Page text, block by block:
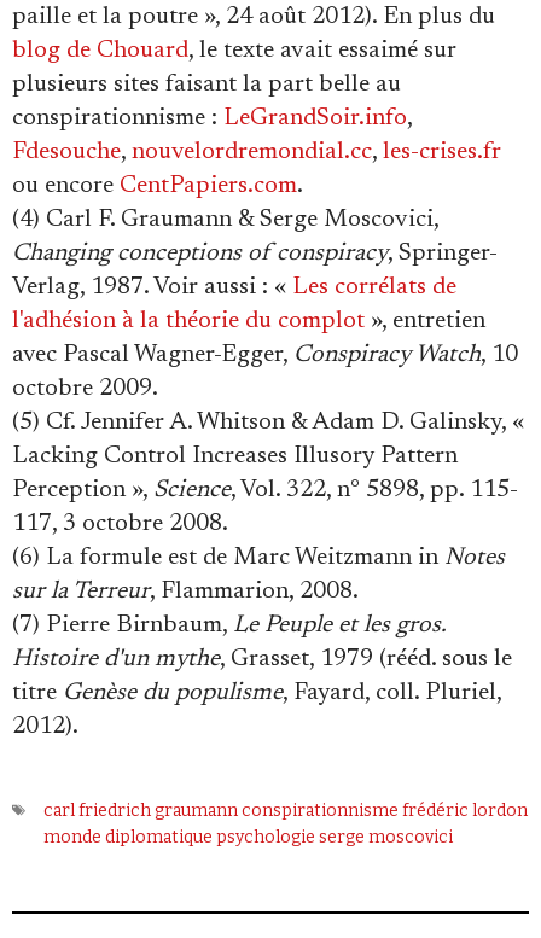
paille et la poutre », 24 août 2012). En plus du
blog de Chouard, le texte avait essaimé sur
plusieurs sites faisant la part belle au
conspirationnisme : LeGrandSoir.info,
Fdesouche, nouvelordremondial.cc, les-crises.fr
ou encore CentPapiers.com.
(4) Carl F. Graumann & Serge Moscovici,
Changing conceptions of conspiracy, Springer-
Verlag, 1987. Voir aussi : « Les corrélats de
l'adhésion à la théorie du complot », entretien
avec Pascal Wagner-Egger, Conspiracy Watch, 10
octobre 2009.
(5) Cf. Jennifer A. Whitson & Adam D. Galinsky, «
Lacking Control Increases Illusory Pattern
Perception », Science, Vol. 322, n° 5898, pp. 115-
117, 3 octobre 2008.
(6) La formule est de Marc Weitzmann in Notes
sur la Terreur, Flammarion, 2008.
(7) Pierre Birnbaum, Le Peuple et les gros.
Histoire d'un mythe, Grasset, 1979 (rééd. sous le
titre Genèse du populisme, Fayard, coll. Pluriel,
2012).
carl friedrich graumannconspirationnisme frédéric lordon
monde diplomatique psychologie serge moscovici